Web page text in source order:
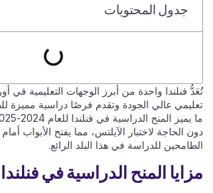
جدول المحتويات
تُعَدُّ فنلندا واحدة من أبرز الوجهات التعليمية في
تعليمي عالي الجودة وتقدم فرصًا دراسية مميزة
دون الحاجة لاختبار الآيلتس، مما يفتح الأبواب
الطامحين للدراسة في هذا البلد الرائع.
مزايا المنح الدراسية في فنلندا